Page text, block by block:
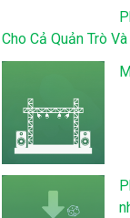
Cho Cả Quản Trò